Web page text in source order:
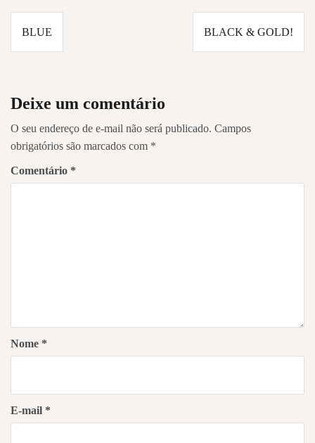
Navegação
de
BLUE BLACK & GOLD!
Deixe um comentário
O seu endereço de e-mail não será publicado. Campos
obrigatórios são marcados com *
Comentário *
Nome *
E-mail *